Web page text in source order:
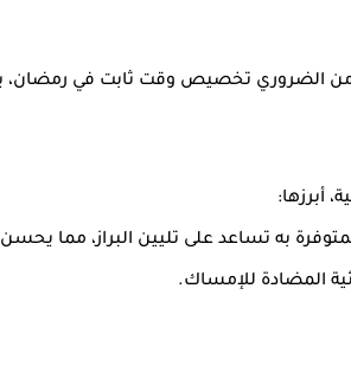
الضروري تخصيص وقت ثابت في رمضان،
أبرزها:
به تساعد على تليين البراز، مما
المضادة للإمساك.